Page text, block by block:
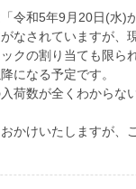
令和5年9月20日(水)
なされていますが、
クの割り当ても限ら
になる予定です。
入荷数が全くわから
かけいたしますが、